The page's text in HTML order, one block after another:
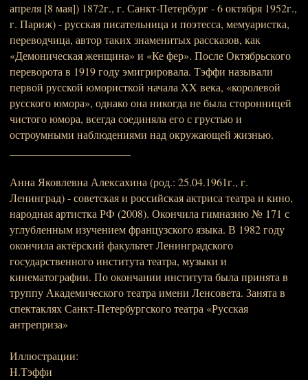
апреля [8 мая]) 1872г., г. Санкт-Петербург - 6 октября 1952г.,
г. Париж) - русская писательница и поэтесса, мемуаристка,
переводчица, автор таких знаменитых рассказов, как
«Демоническая женщина» и «Ке фер». После Октябрьского
переворота в 1919 году эмигрировала. Тэффи называли
первой русской юмористкой начала XX века, «королевой
русского юмора», однако она никогда не была сторонницей
чистого юмора, всегда соединяла его с грустью и
остроумными наблюдениями над окружающей жизнью.
Анна Яковлевна Алексахина (род.: 25.04.1961г., г.
Ленинград) - советская и российская актриса театра и кино,
народная артистка РФ (2008). Окончила гимназию № 171 с
углубленным изучением французского языка. В 1982 году
окончила актёрский факультет Ленинградского
государственного института театра, музыки и
кинематографии. По окончании института была принята в
труппу Академического театра имени Ленсовета. Занята в
спектаклях Санкт-Петербургского театра «Русская
антреприза»
Иллюстрации:
Н.Тэффи